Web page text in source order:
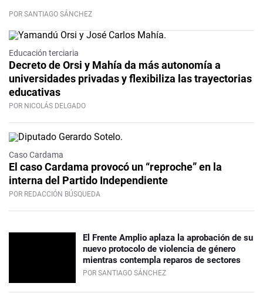
POR SANTIAGO SÁNCHEZ
Educación terciaria
Decreto de Orsi y Mahía da más autonomía a
universidades privadas y flexibiliza las trayectorias
educativas
POR NICOLÁS DELGADO
Caso Cardama
El caso Cardama provocó un “reproche” en la
interna del Partido Independiente
POR REDACCIÓN BÚSQUEDA
El Frente Amplio aplaza la aprobación de su
nuevo protocolo de violencia de género
mientras contempla reparos de sectores
POR SANTIAGO SÁNCHEZ